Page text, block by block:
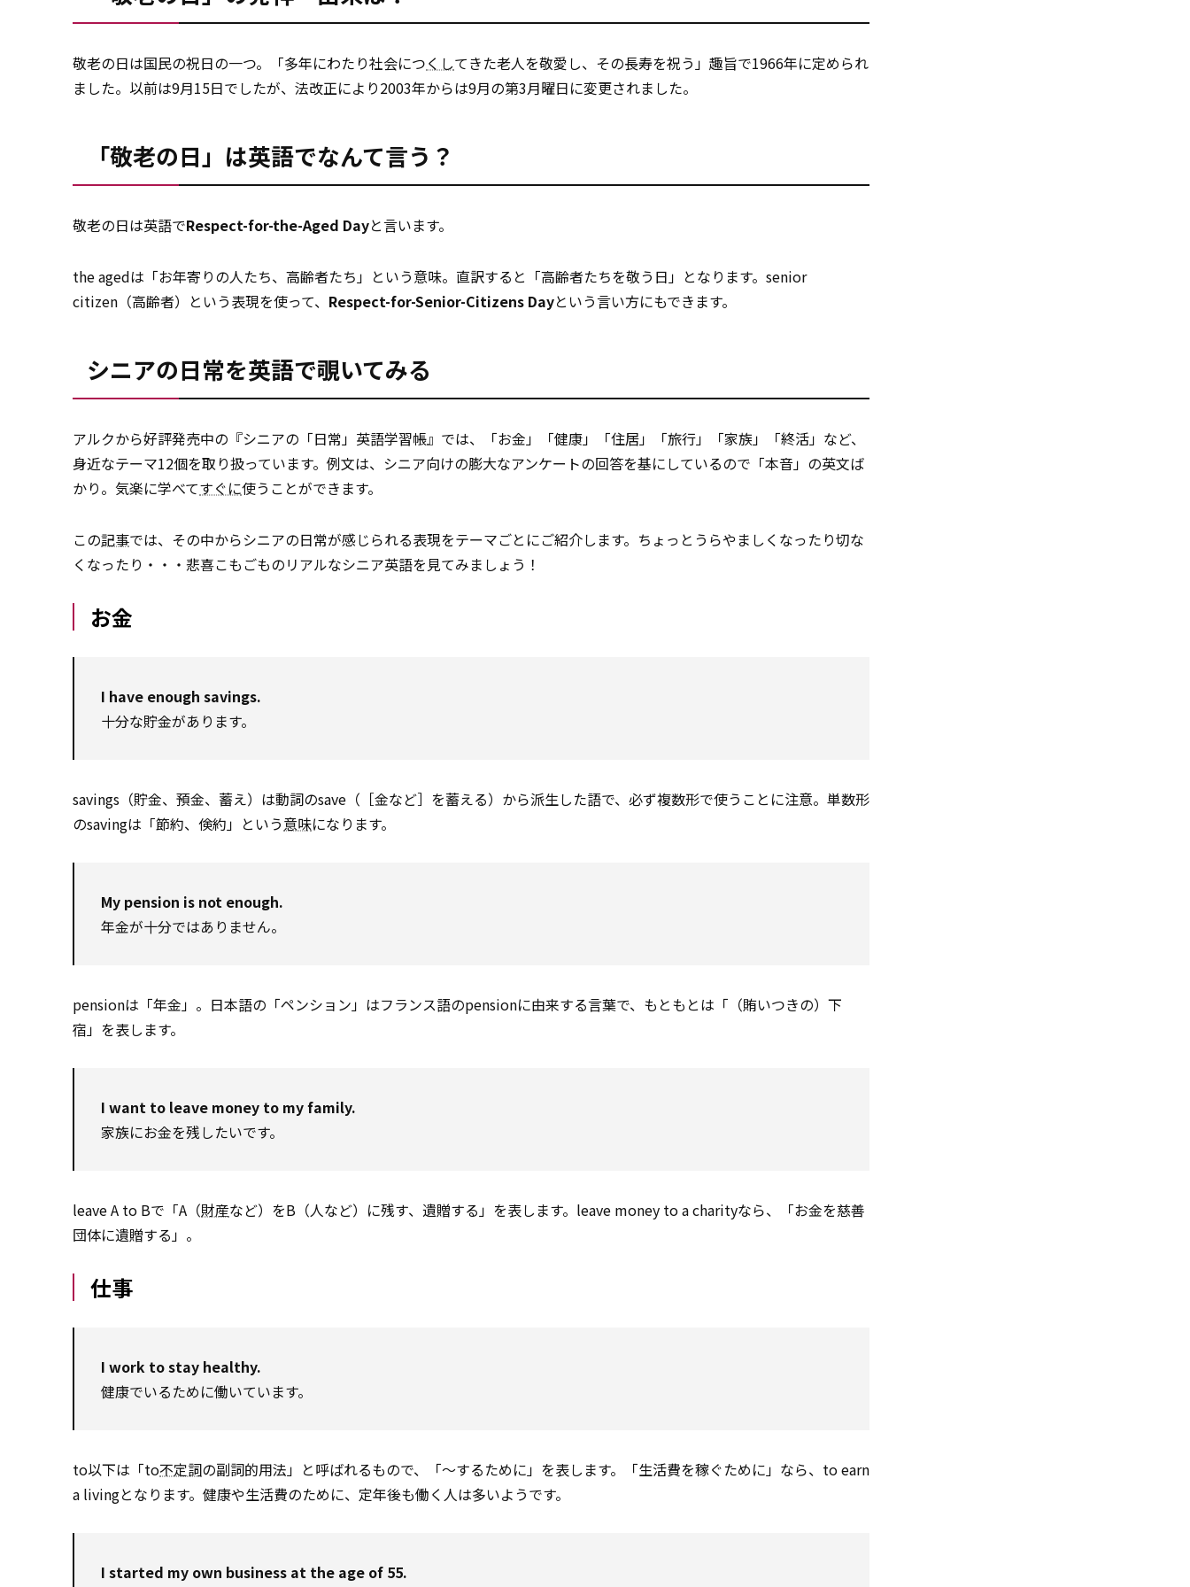
敬老の日は国民の祝日の一つ。「多年にわたり社会につくしてきた老人を敬愛し、その長寿を祝う」趣旨で1966年に定められ
ました。以前は9月15日でしたが、法改正により2003年からは9月の第3月曜日に変更されました。
「敬老の日」は英語でなんて言う？
敬老の日は英語でRespect-for-the-Aged Dayと言います。
the agedは「お年寄りの人たち、高齢者たち」という意味。直訳すると「高齢者たちを敬う日」となります。senior
citizen（高齢者）という表現を使って、 Respect-for-Senior-Citizens Dayという言い方にもできます。
シニアの日常を英語で覗いてみる
アルクから好評発売中の『シニアの「日常」英語学習帳』では、「お金」「健康」「住居」「旅行」「家族」「終活」など、
身近なテーマ12個を取り扱っています。例文は、シニア向けの膨大なアンケートの回答を基にしているので「本音」の英文ば
かり。気楽に学べてすぐに使うことができます。
この記事では、その中からシニアの日常が感じられる表現をテーマごとにご紹介します。ちょっとうらやましくなったり切な
くなったり・・・悲喜こもごものリアルなシニア英語を見てみましょう！
お金
I have enough savings.
十分な貯金があります。
savings（貯金、預金、蓄え）は動詞のsave（［金など］を蓄える）から派生した語で、必ず複数形で使うことに注意。単数形
のsavingは「節約、倹約」という意味になります。
My pension is not enough.
年金が十分ではありません。
pensionは「年金」。日本語の「ペンション」はフランス語のpensionに由来する言葉で、もともとは「（賄いつきの）下
宿」を表します。
I want to leave money to my family.
家族にお金を残したいです。
leave A to Bで「A（財産など）をB（人など）に残す、遺贈する」を表します。leave money to a charityなら、「お金を慈善
団体に遺贈する」。
仕事
I work to stay healthy.
健康でいるために働いています。
to以下は「to不定詞の副詞的用法」と呼ばれるもので、「～するために」を表します。「生活費を稼ぐために」なら、to earn
a livingとなります。健康や生活費のために、定年後も働く人は多いようです。
I started my own business at the age of 55.